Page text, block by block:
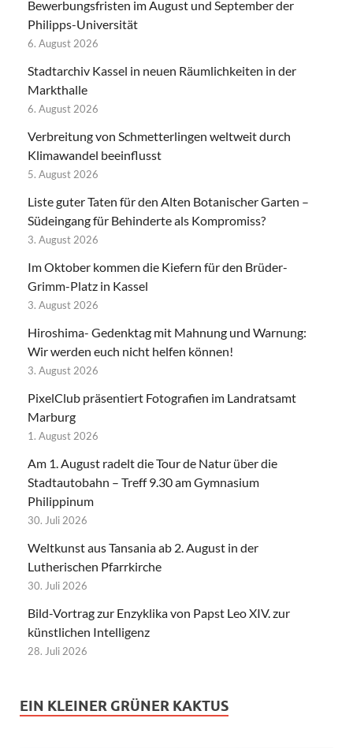
Bewerbungsfristen im August und September der
Philipps-Universität
6. August 2026
Stadtarchiv Kassel in neuen Räumlichkeiten in der
Markthalle
6. August 2026
Verbreitung von Schmetterlingen weltweit durch
Klimawandel beeinflusst
5. August 2026
Liste guter Taten für den Alten Botanischer Garten –
Südeingang für Behinderte als Kompromiss?
3. August 2026
Im Oktober kommen die Kiefern für den Brüder-
Grimm-Platz in Kassel
3. August 2026
Hiroshima- Gedenktag mit Mahnung und Warnung:
Wir werden euch nicht helfen können!
3. August 2026
PixelClub präsentiert Fotografien im Landratsamt
Marburg
1. August 2026
Am 1. August radelt die Tour de Natur über die
Stadtautobahn – Treff 9.30 am Gymnasium
Philippinum
30. Juli 2026
Weltkunst aus Tansania ab 2. August in der
Lutherischen Pfarrkirche
30. Juli 2026
Bild-Vortrag zur Enzyklika von Papst Leo XIV. zur
künstlichen Intelligenz
28. Juli 2026
EIN KLEINER GRÜNER KAKTUS